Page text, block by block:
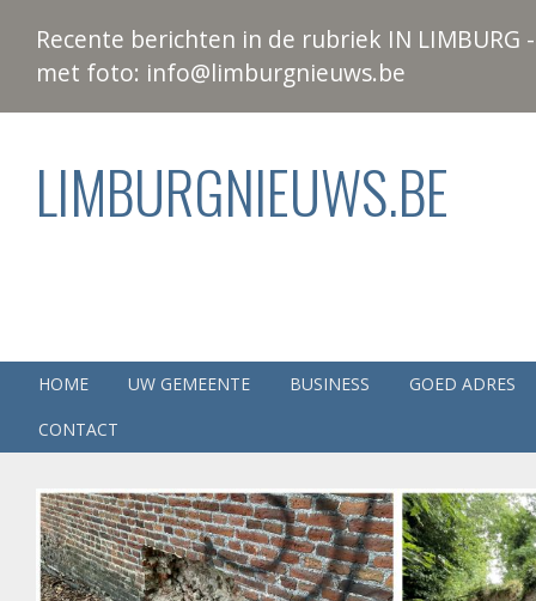
Recente berichten in de rubriek IN
met foto: info@limburgnieuws.be
LIMBURGNIEUWS.BE
HOME UW GEMEENTE BUSINESS
GOED ADRES
CONTACT